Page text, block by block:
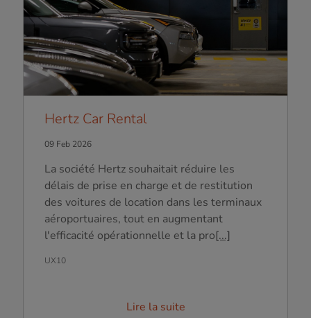
Hertz Car Rental
09 Feb 2026
La société Hertz souhaitait réduire les
délais de prise en charge et de restitution
des voitures de location dans les terminaux
aéroportuaires, tout en augmentant
l'efficacité opérationnelle et la pro[...]
UX10
Lire la suite